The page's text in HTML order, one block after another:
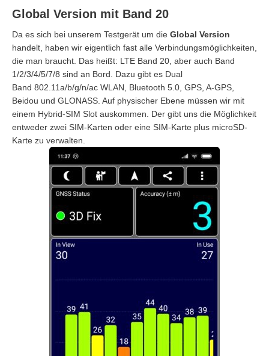
Global Version mit Band 20
Da es sich bei unserem Testgerät um die Global Version
handelt, haben wir eigentlich fast alle Verbindungsmöglichkeiten,
die man braucht. Das heißt: LTE Band 20, aber auch Band
1/2/3/4/5/7/8 sind an Bord. Dazu gibt es Dual
Band 802.11a/b/g/n/ac WLAN, Bluetooth 5.0, GPS, A-GPS,
Beidou und GLONASS. Auf physischer Ebene müssen wir mit
einem Hybrid-SIM Slot auskommen. Der gibt uns die Möglichkeit
entweder zwei SIM-Karten oder eine SIM-Karte plus microSD-
Karte zu verwalten.